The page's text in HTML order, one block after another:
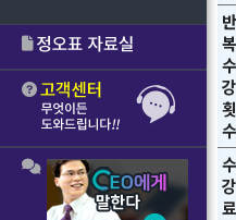
반
복
수
강
횟
수
수
강
료